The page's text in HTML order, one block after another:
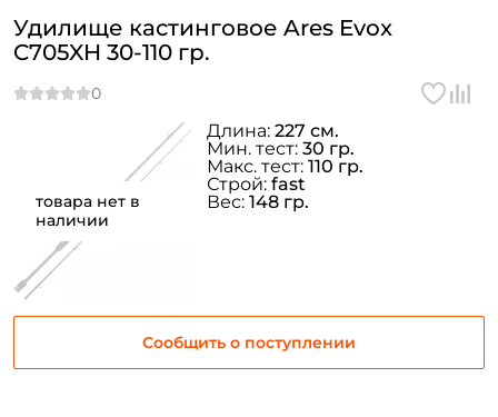
товара нет в
наличии
Удилище кастинговое Ares Evox
C705XH 30-110 гр.
Сообщить о поступлении
Длина: 227 см.
Мин. тест: 30 гр.
Макс. тест: 110 гр.
Строй: fast
Вес: 148 гр.